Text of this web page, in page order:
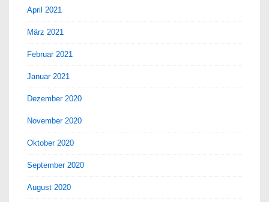
April 2021
März 2021
Februar 2021
Januar 2021
Dezember 2020
November 2020
Oktober 2020
September 2020
August 2020